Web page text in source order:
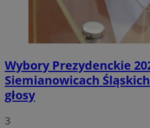
Wybory Prezydenckie
Siemianowicach
głosy
3